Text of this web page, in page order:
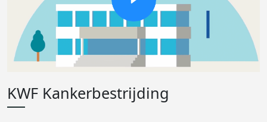
KWF Kankerbestrijding